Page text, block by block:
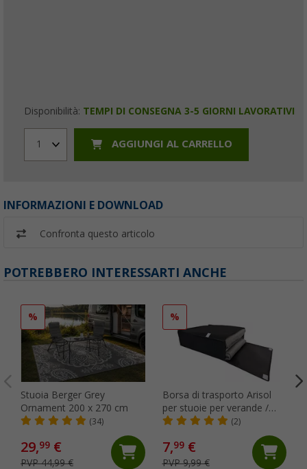
Disponibilità: TEMPI DI CONSEGNA 3-5 GIORNI LAVORATIVI
1 AGGIUNGI AL CARRELLO
INFORMAZIONI E DOWNLOAD
Confronta questo articolo
POTREBBERO INTERESSARTI ANCHE
%
Stuoia Berger Grey
Ornament 200 x 270 cm
(34)
29,99 €
PVP 44,99 €
%
Borsa di trasporto Arisol
per stuoie per verande /
tende 47 x 40 x 12 cm
(2)
7,99€
PVP 9,99 €